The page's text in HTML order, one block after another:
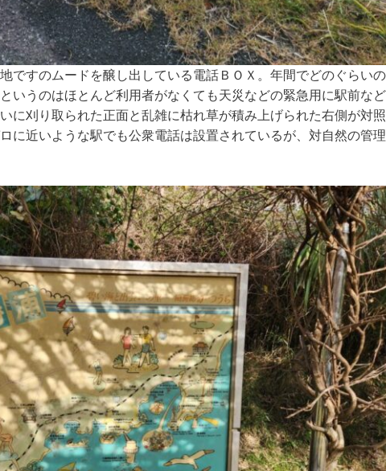
ですのムードを醸し出している電話ＢＯＸ。年間でどのぐらい
いうのはほとんど利用者がなくても天災などの緊急用に駅前な
に刈り取られた正面と乱雑に枯れ草が積み上げられた右側が対照
に近いような駅でも公衆電話は設置されているが、対自然の管